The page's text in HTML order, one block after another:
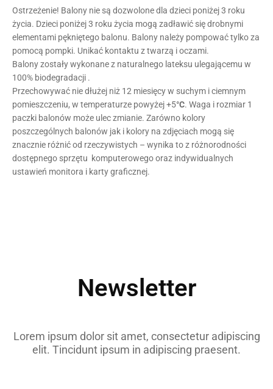
Ostrzeżenie! Balony nie są dozwolone dla dzieci poniżej 3 roku
życia. Dzieci poniżej 3 roku życia mogą zadławić się drobnymi
elementami pękniętego balonu. Balony należy pompować tylko za
pomocą pompki. Unikać kontaktu z twarzą i oczami.
Balony zostały wykonane z naturalnego lateksu ulegającemu w
100% biodegradacji .
Przechowywać nie dłużej niż 12 miesięcy w suchym i ciemnym
pomieszczeniu, w temperaturze powyżej +5°C. Waga i rozmiar 1
paczki balonów może ulec zmianie. Zarówno kolory
poszczególnych balonów jak i kolory na zdjęciach mogą się
znacznie różnić od rzeczywistych – wynika to z różnorodności
dostępnego sprzętu komputerowego oraz indywidualnych
ustawień monitora i karty graficznej.
Newsletter
Lorem ipsum dolor sit amet, consectetur adipiscing
elit. Tincidunt ipsum in adipiscing praesent.